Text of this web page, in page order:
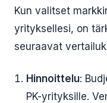
Kun valitset
yrityksellesi, on
seuraavat
Hinnoittelu:
PK-yrityksille.